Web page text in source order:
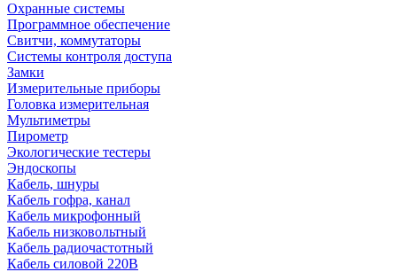
Охранные системы
Программное обеспечение
Свитчи, коммутаторы
Системы контроля доступа
Замки
Измерительные приборы
Головка измерительная
Мультиметры
Пирометр
Экологические тестеры
Эндоскопы
Кабель, шнуры
Кабель гофра, канал
Кабель микрофонный
Кабель низковольтный
Кабель радиочастотный
Кабель силовой 220В